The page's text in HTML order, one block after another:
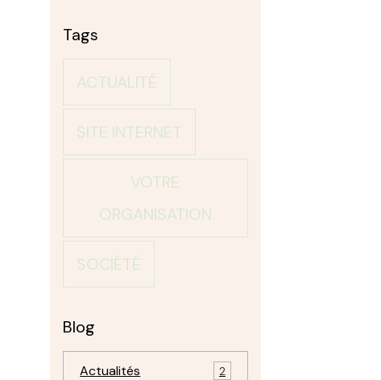
Tags
ACTUALITÉ
SITE INTERNET
VOTRE
ORGANISATION
SOCIÉTÉ
Blog
Actualités 2